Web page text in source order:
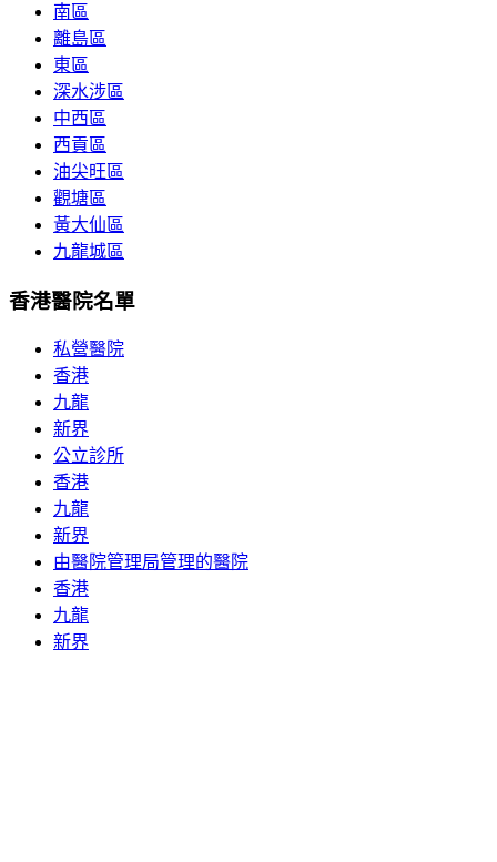
南區
離島區
東區
深水涉區
中西區
西貢區
油尖旺區
觀塘區
黃大仙區
九龍城區
香港醫院名單
私營醫院
香港
九龍
新界
公立診所
香港
九龍
新界
由醫院管理局管理的醫院
香港
九龍
新界